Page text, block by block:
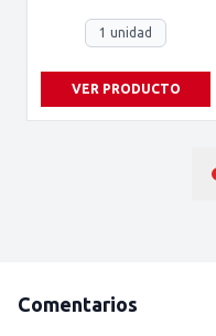
1 unidad
VER PRODUCTO
Comentarios